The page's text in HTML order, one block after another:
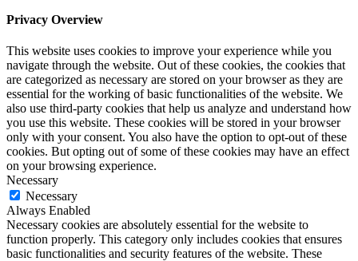
Privacy Overview
This website uses cookies to improve your experience while you
navigate through the website. Out of these cookies, the cookies that
are categorized as necessary are stored on your browser as they are
essential for the working of basic functionalities of the website. We
also use third-party cookies that help us analyze and understand how
you use this website. These cookies will be stored in your browser
only with your consent. You also have the option to opt-out of these
cookies. But opting out of some of these cookies may have an effect
on your browsing experience.
Necessary
Necessary
Always Enabled
Necessary cookies are absolutely essential for the website to
function properly. This category only includes cookies that ensures
basic functionalities and security features of the website. These